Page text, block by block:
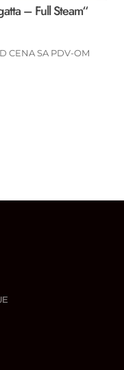
– Full Steam“
CENA SA PDV-OM